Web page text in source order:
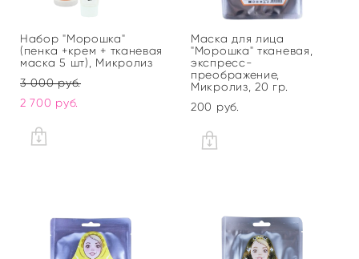
Набор "Морошка"
(пенка +крем + тканевая
маска 5 шт), Микролиз
3 000 pуб.
2 700 pуб.
Маска для лица
"Морошка" тканевая,
экспресс-
преображение,
Микролиз, 20 гр.
200 pуб.